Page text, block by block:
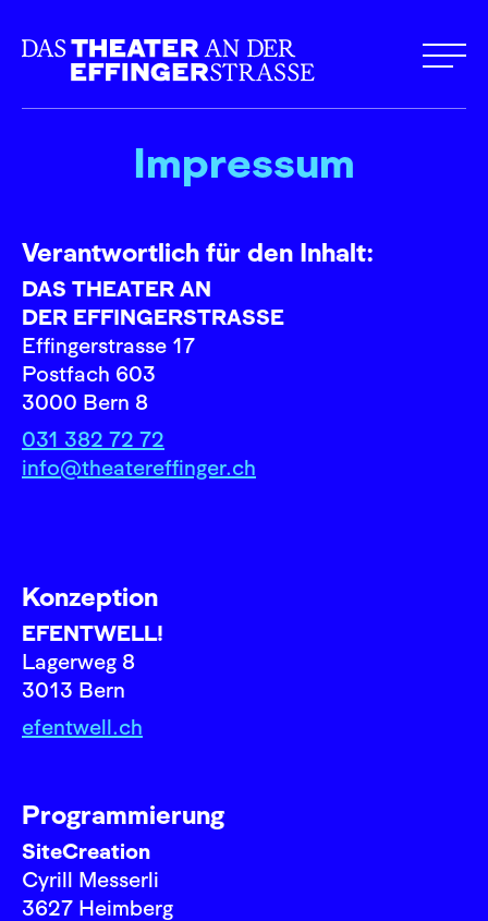
Impressum
Verantwortlich für den Inhalt:
DAS THEATER AN
DER EFFINGERSTRASSE
Effingerstrasse 17
Postfach 603
3000 Bern 8
031 382 72 72
info@theatereffinger.ch
Konzeption
EFENTWELL!
Lagerweg 8
3013 Bern
efentwell.ch
Programmierung
SiteCreation
Cyrill Messerli
3627 Heimberg